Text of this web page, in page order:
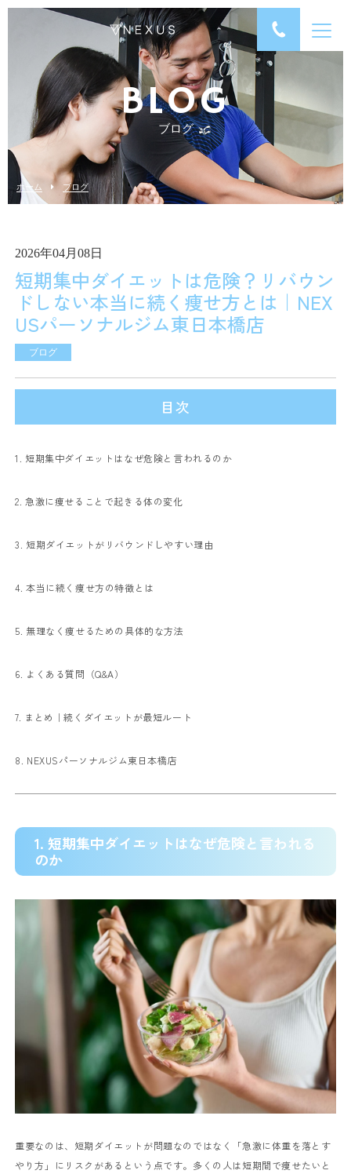
BLOG
ブログ
ホーム ブログ
2026年04月08日
短期集中ダイエットは危険？リバウン
ドしない本当に続く痩せ方とは｜NEX
USパーソナルジム東日本橋店
ブログ
目次
1. 短期集中ダイエットはなぜ危険と言われるのか
2. 急激に痩せることで起きる体の変化
3. 短期ダイエットがリバウンドしやすい理由
4. 本当に続く痩せ方の特徴とは
5. 無理なく痩せるための具体的な方法
6. よくある質問（Q&A）
7. まとめ｜続くダイエットが最短ルート
8. NEXUSパーソナルジム東日本橋店
1. 短期集中ダイエットはなぜ危険と言われる
のか
重要なのは、短期ダイエットが問題なのではなく「急激に体重を落とす
やり方」にリスクがあるという点です。多くの人は短期間で痩せたいと